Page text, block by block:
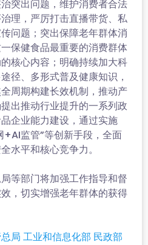
突出问题，维护消费者合法
理，严厉打击直播带货、私
问题；突出保障老年群体消
保健食品最重要的消费群体
核心内容；明确持续加大科
径、多形式普及健康知识，
周期构建长效机制，推动产
出推动行业提升的一系列政
企业能力建设，通过实施
+AI监管”等创新手段，全面
水平和核心竞争力。
部门将加强工作指导和督
，切实增强老年群体的获得
局 工业和信息化部 民政部